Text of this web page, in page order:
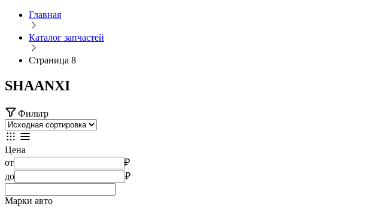
Главная
Каталог запчастей
Страница 8
SHAANXI
Фильтр
Цена
от
₽
до
₽
Марки авто